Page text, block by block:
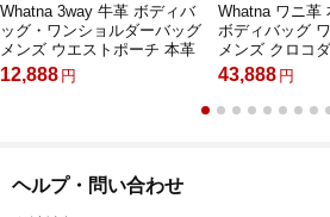
Whatna 3way 牛革 ボディバ
ッグ・ワンショルダーバッグ
メンズ ウエストポーチ 本革
レザー 斜め掛けバッグ スポ
ーツバッグ 撥水 皮 バッグ 自
転車 カジュアル 遠足 旅行 通
12,888 円
Whatna ワニ革
ボディバッグ
メンズ クロコ
レザー 黑 ブラ
43,888 円
ヘルプ・問い合わせ